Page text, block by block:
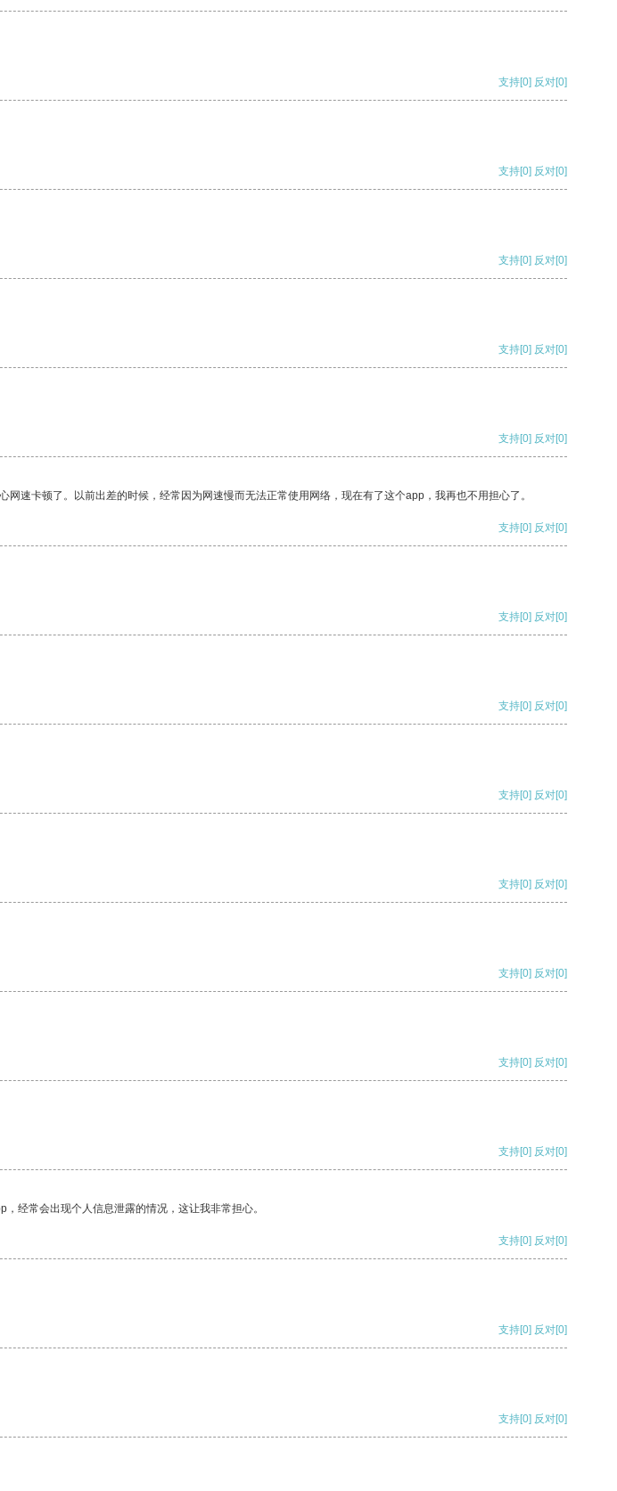
支持[0] 反对[0]
支持[0] 反对[0]
支持[0] 反对[0]
支持[0] 反对[0]
支持[0] 反对[0]
速卡顿了。以前出差的时候，经常因为网速慢而无法正常使用网络，现在有了这个app，我再也不用担心了。
支持[0] 反对[0]
支持[0] 反对[0]
支持[0] 反对[0]
支持[0] 反对[0]
支持[0] 反对[0]
支持[0] 反对[0]
支持[0] 反对[0]
支持[0] 反对[0]
经常会出现个人信息泄露的情况，这让我非常担心。
支持[0] 反对[0]
支持[0] 反对[0]
支持[0] 反对[0]